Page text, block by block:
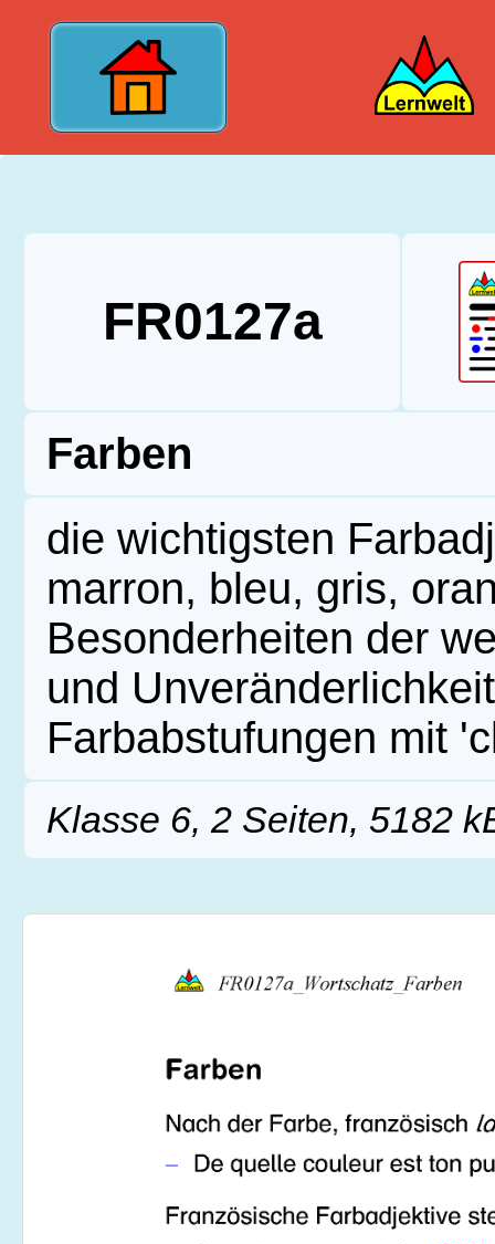
FR0127a
Farben
die wichtigsten
marron, bleu, gris,
Besonderheiten der
und
Farbabstufungen mit
Klasse 6, 2 Seiten, 5182